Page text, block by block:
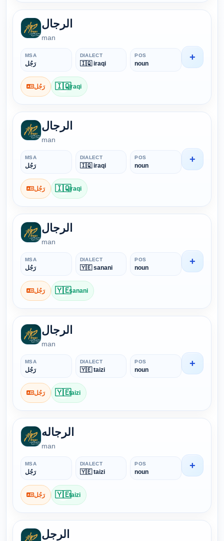
الرجال
man
MSA
رَجُل
DIALECT
🇮🇶 iraqi
POS
noun
رَجُل 🇮🇶iraqi
+
الرجال
man
MSA
رَجُل
DIALECT
🇮🇶 iraqi
POS
noun
رَجُل 🇮🇶iraqi
+
الرجال
man
MSA
رَجُل
DIALECT
🇾🇪 sanani
POS
noun
رَجُل 🇾🇪sanani
+
الرجال
man
MSA
رَجُل
DIALECT
🇾🇪 taizi
POS
noun
رَجُل 🇾🇪taizi
+
الرجاله
man
MSA
رَجُل
DIALECT
🇾🇪 taizi
POS
noun
رَجُل 🇾🇪taizi
+
الرجل